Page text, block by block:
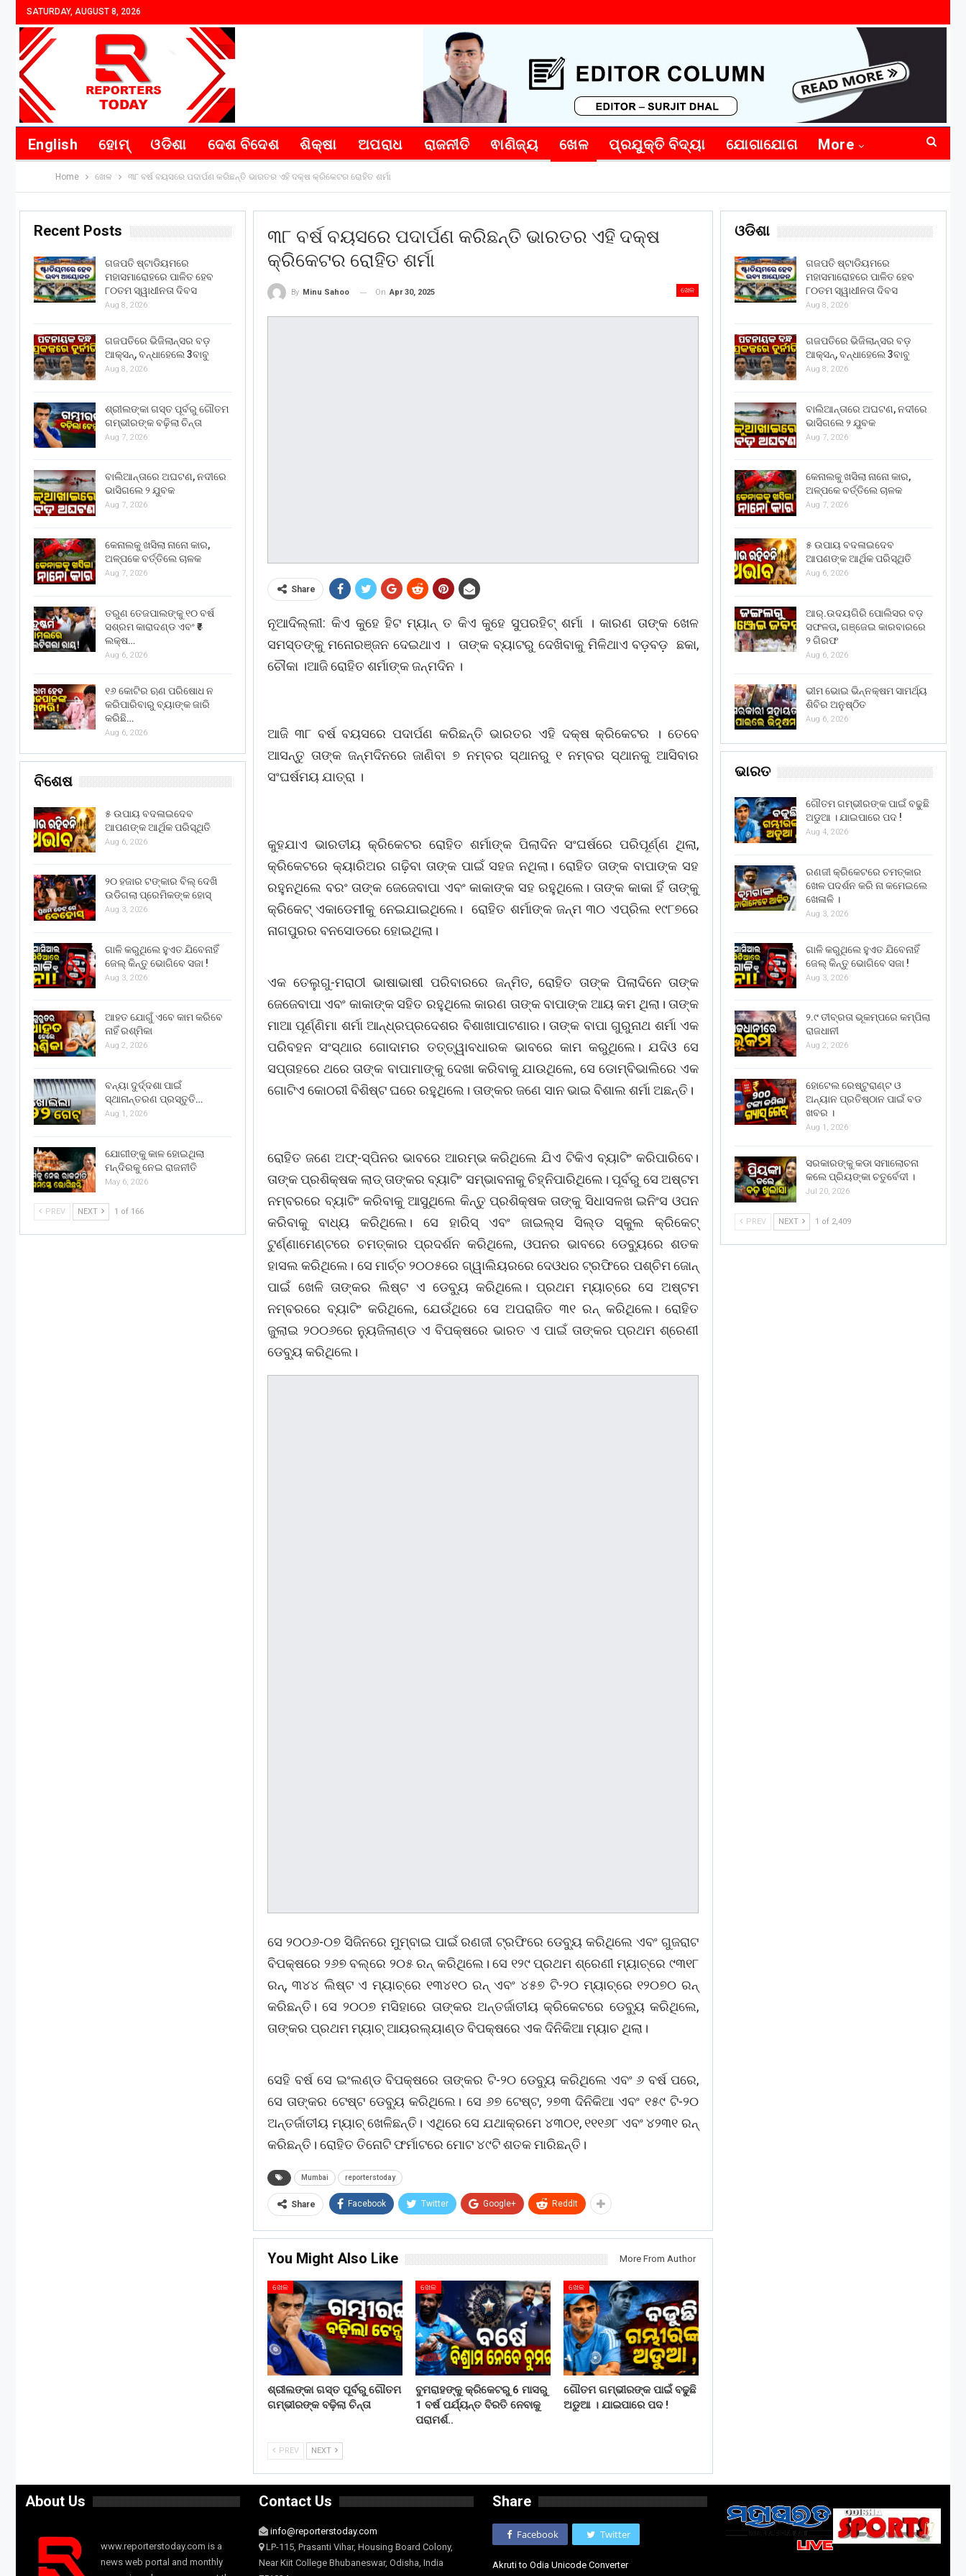
SATURDAY, AUGUST 8, 2026
English ହୋମ୍ ଓଡିଶା ଦେଶ ବିଦେଶ ଶିକ୍ଷା ଅପରାଧ ରାଜନୀତି ଵାଣିଜ୍ୟ ଖେଳ ପ୍ରଯୁକ୍ତି ବିଦ୍ୟା ଯୋଗାଯୋଗ More
Home ଖେଳ ୩୮ ବର୍ଷ ବୟସରେ ପଦାର୍ପଣ କରିଛନ୍ତି ଭାରତର ଏହି ଦକ୍ଷ କ୍ରିକେଟର ରୋହିତ ଶର୍ମା
୩୮ ବର୍ଷ ବୟସରେ ପଦାର୍ପଣ କରିଛନ୍ତି ଭାରତର ଏହି ଦକ୍ଷ
କ୍ରିକେଟର ରୋହିତ ଶର୍ମା
ଖେଳ
By Minu Sahoo On Apr 30, 2025
Share
ନୂଆଦିଲ୍ଲୀ: କିଏ କୁହେ ହିଟ ମ୍ୟାନ୍ ତ କିଏ କୁହେ ସୁପରହିଟ୍ ଶର୍ମା । କାରଣ ତାଙ୍କ ଖେଳ
ସମସ୍ତଙ୍କୁ ମନୋରଞ୍ଜନ ଦେଇଥାଏ । ତାଙ୍କ ବ୍ୟାଟରୁ ଦେଖିବାକୁ ମିଳିଥାଏ ବଡ଼ବଡ଼ ଛକା,
ଚୌକା ।ଆଜି ରୋହିତ ଶର୍ମାଙ୍କ ଜନ୍ମଦିନ ।
ଆଜି ୩୮ ବର୍ଷ ବୟସରେ ପଦାର୍ପଣ କରିଛନ୍ତି ଭାରତର ଏହି ଦକ୍ଷ କ୍ରିକେଟର । ତେବେ
ଆସନ୍ତୁ ତାଙ୍କ ଜନ୍ମଦିନରେ ଜାଣିବା ୭ ନମ୍ବର ସ୍ଥାନରୁ ୧ ନମ୍ବର ସ୍ଥାନକୁ ଆସିବାର
ସଂଘର୍ଷମୟ ଯାତ୍ରା ।
କୁହଯାଏ ଭାରତୀୟ କ୍ରିକେଟର ରୋହିତ ଶର୍ମାଙ୍କ ପିଲାଦିନ ସଂଘର୍ଷରେ ପରିପୂର୍ଣ୍ଣ ଥିଲା,
କ୍ରିକେଟରେ କ୍ୟାରିଅର ଗଢ଼ିବା ତାଙ୍କ ପାଇଁ ସହଜ ନଥିଲା। ରୋହିତ ତାଙ୍କ ବାପାଙ୍କ ସହ
ରହୁନଥିଲେ ବରଂ ତାଙ୍କ ଜେଜେବାପା ଏବଂ କାକାଙ୍କ ସହ ରହୁଥିଲେ। ତାଙ୍କ କାକା ହିଁ ତାଙ୍କୁ
କ୍ରିକେଟ୍ ଏକାଡେମୀକୁ ନେଇଯାଇଥିଲେ। ରୋହିତ ଶର୍ମାଙ୍କ ଜନ୍ମ ୩୦ ଏପ୍ରିଲ ୧୯୮୭ରେ
ନାଗପୁରର ବନସୋଡରେ ହୋଇଥିଲା।
ଏକ ତେଲୁଗୁ-ମରାଠୀ ଭାଷାଭାଷୀ ପରିବାରରେ ଜନ୍ମିତ, ରୋହିତ ତାଙ୍କ ପିଲାଦିନେ ତାଙ୍କ
ଜେଜେବାପା ଏବଂ କାକାଙ୍କ ସହିତ ରହୁଥିଲେ କାରଣ ତାଙ୍କ ବାପାଙ୍କ ଆୟ କମ ଥିଲା। ତାଙ୍କ
ମାଆ ପୂର୍ଣ୍ଣିମା ଶର୍ମା ଆନ୍ଧ୍ରପ୍ରଦେଶର ବିଶାଖାପାଟଣାର। ତାଙ୍କ ବାପା ଗୁରୁନାଥ ଶର୍ମା ଏକ
ପରିବହନ ସଂସ୍ଥାର ଗୋଦାମର ତତ୍ତ୍ୱାବଧାରକ ଭାବରେ କାମ କରୁଥିଲେ। ଯଦିଓ ସେ
ସପ୍ତାହରେ ଥରେ ତାଙ୍କ ବାପାମାଙ୍କୁ ଦେଖା କରିବାକୁ ଯାଉଥିଲେ, ସେ ଡୋମ୍ବିଭାଲିରେ ଏକ
ଗୋଟିଏ କୋଠରୀ ବିଶିଷ୍ଟ ଘରେ ରହୁଥିଲେ। ତାଙ୍କର ଜଣେ ସାନ ଭାଇ ବିଶାଲ ଶର୍ମା ଅଛନ୍ତି।
ରୋହିତ ଜଣେ ଅଫ୍-ସ୍ପିନର ଭାବରେ ଆରମ୍ଭ କରିଥିଲେ ଯିଏ ଟିକିଏ ବ୍ୟାଟିଂ କରିପାରିବେ।
ତାଙ୍କ ପ୍ରଶିକ୍ଷକ ଲାଡ୍ ତାଙ୍କର ବ୍ୟାଟିଂ ସମ୍ଭାବନାକୁ ଚିହ୍ନିପାରିଥିଲେ। ପୂର୍ବରୁ ସେ ଅଷ୍ଟମ
ନମ୍ବରରେ ବ୍ୟାଟିଂ କରିବାକୁ ଆସୁଥିଲେ କିନ୍ତୁ ପ୍ରଶିକ୍ଷକ ତାଙ୍କୁ ସିଧାସଳଖ ଇନିଂସ ଓପନ
କରିବାକୁ ବାଧ୍ୟ କରିଥିଲେ। ସେ ହାରିସ୍ ଏବଂ ଜାଇଲ୍ସ ସିଲ୍ଡ ସ୍କୁଲ କ୍ରିକେଟ୍
ଟୁର୍ଣ୍ଣାମେଣ୍ଟରେ ଚମତ୍କାର ପ୍ରଦର୍ଶନ କରିଥିଲେ, ଓପନର ଭାବରେ ଡେବ୍ୟୁରେ ଶତକ
ହାସଲ କରିଥିଲେ। ସେ ମାର୍ଚ୍ଚ ୨୦୦୫ରେ ଗ୍ୱାଲିୟରରେ ଦେଓଧର ଟ୍ରଫିରେ ପଶ୍ଚିମ ଜୋନ୍
ପାଇଁ ଖେଳି ତାଙ୍କର ଲିଷ୍ଟ ଏ ଡେବ୍ୟୁ କରିଥିଲେ। ପ୍ରଥମ ମ୍ୟାଚ୍‌ରେ ସେ ଅଷ୍ଟମ
ନମ୍ବରରେ ବ୍ୟାଟିଂ କରିଥିଲେ, ଯେଉଁଥିରେ ସେ ଅପରାଜିତ ୩୧ ରନ୍ କରିଥିଲେ। ରୋହିତ
ଜୁଲାଇ ୨୦୦୬ରେ ନ୍ୟୁଜିଲାଣ୍ଡ ଏ ବିପକ୍ଷରେ ଭାରତ ଏ ପାଇଁ ତାଙ୍କର ପ୍ରଥମ ଶ୍ରେଣୀ
ଡେବ୍ୟୁ କରିଥିଲେ।
ସେ ୨୦୦୬-୦୭ ସିଜିନରେ ମୁମ୍ବାଇ ପାଇଁ ରଣଜୀ ଟ୍ରଫିରେ ଡେବ୍ୟୁ କରିଥିଲେ ଏବଂ ଗୁଜରାଟ
ବିପକ୍ଷରେ ୨୬୭ ବଲ୍‌ରେ ୨୦୫ ରନ୍ କରିଥିଲେ। ସେ ୧୨୯ ପ୍ରଥମ ଶ୍ରେଣୀ ମ୍ୟାଚ୍‌ରେ ୯୩୧୮
ରନ୍‌, ୩୪୪ ଲିଷ୍ଟ ଏ ମ୍ୟାଚ୍‌ରେ ୧୩୪୧୦ ରନ୍‌ ଏବଂ ୪୫୭ ଟି-୨୦ ମ୍ୟାଚ୍‌ରେ ୧୨୦୭୦ ରନ୍‌
କରିଛନ୍ତି। ସେ ୨୦୦୭ ମସିହାରେ ତାଙ୍କର ଅନ୍ତର୍ଜାତୀୟ କ୍ରିକେଟରେ ଡେବ୍ୟୁ କରିଥିଲେ,
ତାଙ୍କର ପ୍ରଥମ ମ୍ୟାଚ୍ ଆୟରଲ୍ୟାଣ୍ଡ ବିପକ୍ଷରେ ଏକ ଦିନିକିଆ ମ୍ୟାଚ ଥିଲା।
ସେହି ବର୍ଷ ସେ ଇଂଲଣ୍ଡ ବିପକ୍ଷରେ ତାଙ୍କର ଟି-୨୦ ଡେବ୍ୟୁ କରିଥିଲେ ଏବଂ ୬ ବର୍ଷ ପରେ,
ସେ ତାଙ୍କର ଟେଷ୍ଟ ଡେବ୍ୟୁ କରିଥିଲେ। ସେ ୬୭ ଟେଷ୍ଟ, ୨୭୩ ଦିନିକିଆ ଏବଂ ୧୫୯ ଟି-୨୦
ଅନ୍ତର୍ଜାତୀୟ ମ୍ୟାଚ୍ ଖେଳିଛନ୍ତି। ଏଥିରେ ସେ ଯଥାକ୍ରମେ ୪୩୦୧, ୧୧୧୬୮ ଏବଂ ୪୨୩୧ ରନ୍
କରିଛନ୍ତି। ରୋହିତ ତିନୋଟି ଫର୍ମାଟରେ ମୋଟ ୪୯ଟି ଶତକ ମାରିଛନ୍ତି।
Mumbai reporterstoday
Share Facebook Twitter Google+ ReddIt
You Might Also Like More From Author
ଖେଳ
ଶ୍ରୀଲଙ୍କା ଗସ୍ତ ପୂର୍ବରୁ ଗୌତମ
ଗମ୍ଭୀରଙ୍କ ବଢ଼ିଲା ଚିନ୍ତା
ଖେଳ
ବୁମରାହଙ୍କୁ କ୍ରିକେଟରୁ 6 ମାସରୁ
1 ବର୍ଷ ପର୍ଯ୍ୟନ୍ତ ବିରତି ନେବାକୁ
ପରାମର୍ଶ..
ଖେଳ
ଗୌତମ ଗମ୍ଭୀରଙ୍କ ପାଇଁ ବଢୁଛି
ଅଡୁଆ । ଯାଇପାରେ ପଦ !
PREV NEXT
ଓଡିଶା
ଗଜପତି ଷ୍ଟାଡିୟମରେ
ମହାସମାରୋହରେ ପାଳିତ ହେବ
୮୦ତମ ସ୍ୱାଧୀନତା ଦିବସ
Aug 8, 2026
ଗଜପତିରେ ଭିଜିଲାନ୍ସର ବଡ଼
ଆକ୍ସନ୍, ବନ୍ଧାହେଲେ 3ବାବୁ
Aug 8, 2026
ବାଲିଆନ୍ତାରେ ଅଘଟଣ, ନଦୀରେ
ଭାସିଗଲେ ୨ ଯୁବକ
Aug 7, 2026
କେନାଲକୁ ଖସିଲା ନାନୋ କାର,
ଅଳ୍ପକେ ବର୍ତ୍ତିଲେ ଚାଳକ
Aug 7, 2026
୫ ଉପାୟ ବଦଳାଇଦେବ
ଆପଣଙ୍କ ଆର୍ଥିକ ପରିସ୍ଥିତି
Aug 6, 2026
ଆର୍.ଉଦୟଗିରି ପୋଲିସର ବଡ଼
ସଫଳତା, ଗଞ୍ଜେଇ କାରବାରରେ
୨ ଗିରଫ
Aug 6, 2026
ଭୀମ ଭୋଇ ଭିନ୍ନକ୍ଷମ ସାମର୍ଥ୍ୟ
ଶିବିର ଅନୁଷ୍ଠିତ
Aug 6, 2026
ଭାରତ
ଗୌତମ ଗମ୍ଭୀରଙ୍କ ପାଇଁ ବଢୁଛି
ଅଡୁଆ । ଯାଇପାରେ ପଦ !
Aug 4, 2026
ରଣଜୀ କ୍ରିକେଟରେ ଚମତ୍କାର
ଖେଳ ପଦର୍ଶନ କରି ନା କମେଇଲେ
ଖେଳାଳି ।
Aug 3, 2026
ଗାଳି କରୁଥିଲେ ହୁଏତ ଯିବେନାହିଁ
ଜେଲ୍ କିନ୍ତୁ ଭୋଗିବେ ସଜା !
Aug 3, 2026
୨.୯ ତୀବ୍ରତା ଭୂକମ୍ପରେ କମ୍ପିଲା
ରାଜଧାନୀ
Aug 2, 2026
ହୋଟେଲ ରେଷ୍ଟୁରାଣ୍ଟ ଓ
ଅନ୍ୟାନ ପ୍ରତିଷ୍ଠାନ ପାଇଁ ବଡ
ଖବର ।
Aug 1, 2026
ସରକାରଙ୍କୁ କଡା ସମାଲୋଚନା
କଲେ ପ୍ରିୟଙ୍କା ଚତୁର୍ବେଦୀ ।
Jul 20, 2026
PREV NEXT 1 of 2,409
Recent Posts
ଗଜପତି ଷ୍ଟାଡିୟମରେ
ମହାସମାରୋହରେ ପାଳିତ ହେବ
୮୦ତମ ସ୍ୱାଧୀନତା ଦିବସ
Aug 8, 2026
ଗଜପତିରେ ଭିଜିଲାନ୍ସର ବଡ଼
ଆକ୍ସନ୍, ବନ୍ଧାହେଲେ 3ବାବୁ
Aug 8, 2026
ଶ୍ରୀଲଙ୍କା ଗସ୍ତ ପୂର୍ବରୁ ଗୌତମ
ଗମ୍ଭୀରଙ୍କ ବଢ଼ିଲା ଚିନ୍ତା
Aug 7, 2026
ବାଲିଆନ୍ତାରେ ଅଘଟଣ, ନଦୀରେ
ଭାସିଗଲେ ୨ ଯୁବକ
Aug 7, 2026
କେନାଲକୁ ଖସିଲା ନାନୋ କାର,
ଅଳ୍ପକେ ବର୍ତ୍ତିଲେ ଚାଳକ
Aug 7, 2026
ତରୁଣ ତେଜପାଲଙ୍କୁ ୧୦ ବର୍ଷ
ସଶ୍ରମ କାରାଦଣ୍ଡ ଏବଂ ₹୫
ଲକ୍ଷ…
Aug 6, 2026
୧୬ କୋଟିର ଋଣ ପରିଷୋଧ ନ
କରିପାରିବାରୁ ବ୍ୟାଙ୍କ ଜାରି
କରିଛି…
Aug 6, 2026
ବିଶେଷ
୫ ଉପାୟ ବଦଳାଇଦେବ
ଆପଣଙ୍କ ଆର୍ଥିକ ପରିସ୍ଥିତି
Aug 6, 2026
୨୦ ହଜାର ଟଙ୍କାର ବିଲ୍ ଦେଖି
ଉଡିଗଲା ପ୍ରେମିକଙ୍କ ହୋସ୍
Aug 3, 2026
ଗାଳି କରୁଥିଲେ ହୁଏତ ଯିବେନାହିଁ
ଜେଲ୍ କିନ୍ତୁ ଭୋଗିବେ ସଜା !
Aug 3, 2026
ଆହତ ଯୋଗୁଁ ଏବେ କାମ କରିବେ
ନାହିଁ ରଶ୍ମିକା
Aug 2, 2026
ବନ୍ୟା ଦୁର୍ଦ୍ଦଶା ପାଇଁ
ସ୍ଥାନାନ୍ତରଣ ପ୍ରସ୍ତୁତି…
Aug 1, 2026
ଯୋଗୀଙ୍କୁ କାଳ ହୋଇଥିଲା
ମନ୍ଦିରକୁ ନେଇ ରାଜନୀତି
May 6, 2026
PREV NEXT 1 of 166
About Us
www.reporterstoday.com is a
news web portal and monthly
Contact Us
info@reporterstoday.com
LP-115, Prasanti Vihar, Housing Board Colony,
Near Kiit College Bhubaneswar, Odisha, India
Share
Facebook Twitter
Akruti to Odia Unicode Converter